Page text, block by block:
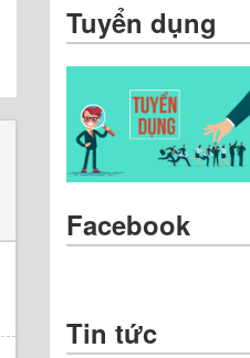
Tuyển dụng
Facebook
Tin tức